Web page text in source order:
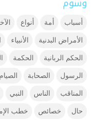
أسباب أمة أنواع
الأمراض البدنية الأنبياء
الحكم الربانية الحكمة
الرسول الصحابة الصيام
المناقب الناس النبي
حال خصائص خطب